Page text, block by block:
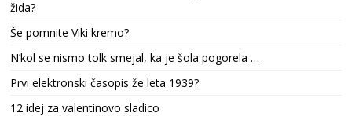
žida?
Še pomnite Viki kremo?
N’kol se nismo tolk smejal, ka je šola pogorela …
Prvi elektronski časopis že leta 1939?
12 idej za valentinovo sladico